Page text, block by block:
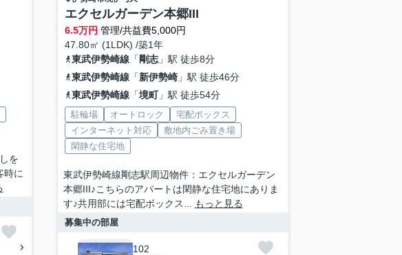
を
に
エクセルガーデン本郷III
6.5万円 管理/共益費5,000円
47.80㎡ (1LDK) /築1年
東武伊勢崎線「 剛志」駅 徒歩8分
東武伊勢崎線「新伊勢崎」駅 徒歩46分
東武伊勢崎線「境町」駅 徒歩54分
駐輪場 オートロック
宅配ボックス
インターネット対応
敷地内ごみ置き場
閑静な住宅地
東武伊勢崎線剛志駅周辺物件：エクセルガーデン
本郷III♪こちらのアパートは閑静な住宅地にありま
す♪共用部には宅配ボックス...
もっと見る
募集中の部屋
102